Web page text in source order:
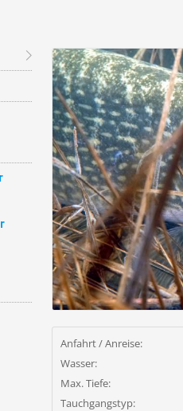
Anfahrt / Anreise:
Wasser:
Max. Tiefe:
Tauchgangstyp: